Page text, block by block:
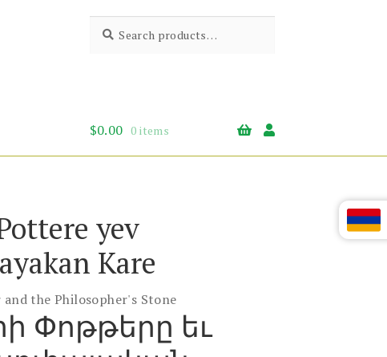
for:
$0.00 0 items
yev
Kare
the Philosopher's Stone
Փոթթերը եւ